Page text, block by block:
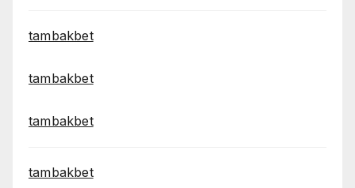
tambakbet
tambakbet
tambakbet
tambakbet